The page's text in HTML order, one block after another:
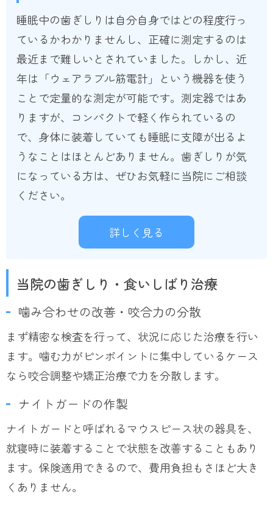
睡眠中の歯ぎしりは自分自身ではどの程度行っ
ているかわかりませんし、正確に測定するのは
最近まで難しいとされていました。しかし、近
年は「ウェアラブル筋電計」という機器を使う
ことで定量的な測定が可能です。測定器ではあ
りますが、コンパクトで軽く作られているの
で、身体に装着していても睡眠に支障が出るよ
うなことはほとんどありません。歯ぎしりが気
になっている方は、ぜひお気軽に当院にご相談
ください。
詳しく見る
当院の歯ぎしり・食いしばり治療
噛み合わせの改善・咬合力の分散
まず精密な検査を行って、状況に応じた治療を行い
ます。噛む力がピンポイントに集中しているケース
なら咬合調整や矯正治療で力を分散します。
ナイトガードの作製
ナイトガードと呼ばれるマウスピース状の器具を、
就寝時に装着することで状態を改善することもあり
ます。保険適用できるので、費用負担もさほど大き
くありません。